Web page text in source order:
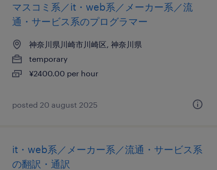
マスコミ系／it・web系／メーカー系／流
通・サービス系のプログラマー
神奈川県川崎市川崎区, 神奈川県
temporary
¥2400.00 per hour
posted 20 august 2025
it・web系／メーカー系／流通・サービス系
の翻訳・通訳